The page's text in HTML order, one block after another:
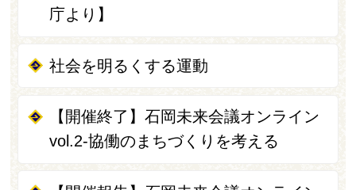
庁より】
社会を明るくする運動
【開催終了】石岡未来会議オンライン
vol.2-協働のまちづくりを考える